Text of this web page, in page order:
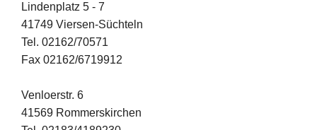
Gläser
Linse
Leistungen
Lindenplatz 5 - 7
41749 Viersen-Süchteln
Tel. 02162/70571
Fax 02162/6719912
Venloerstr. 6
41569 Rommerskirchen